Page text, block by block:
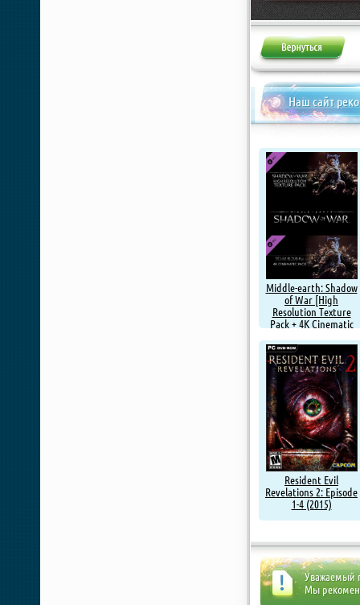
Жалоба
Наш сайт
Middle-earth: Shadow
of War [High
Resolution Texture
Pack + 4K Cinematic
Resident Evil
Revelations 2: Episode
1-4 (2015)
Уважаемый
Мы